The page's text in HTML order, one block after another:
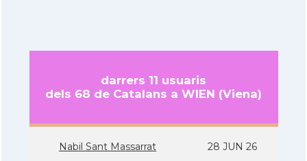
darrers 11 usuaris
dels 68 de Catalans a WIEN (Viena)
Nabil Sant Massarrat 28 JUN 26